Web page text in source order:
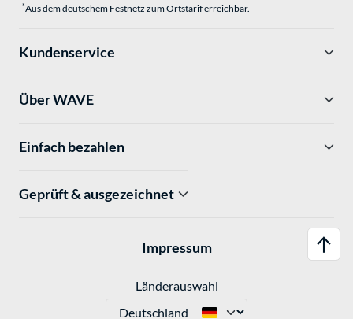
*Aus dem deutschem Festnetz zum Ortstarif erreichbar.
Kundenservice
Über WAVE
Einfach bezahlen
Geprüft & ausgezeichnet
Impressum
Länderauswahl